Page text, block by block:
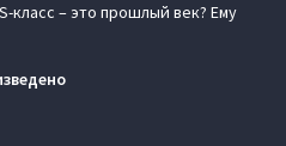
класс – это прошлый век? Ему